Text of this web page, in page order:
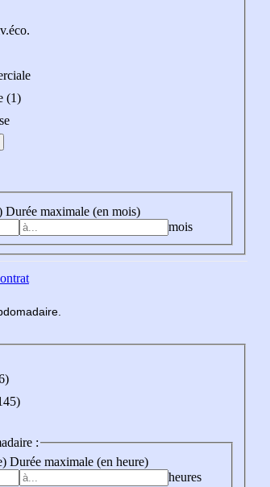
(1)
Durée maximale (en mois)
mois
madaire
:
Durée maximale (en heure)
heures